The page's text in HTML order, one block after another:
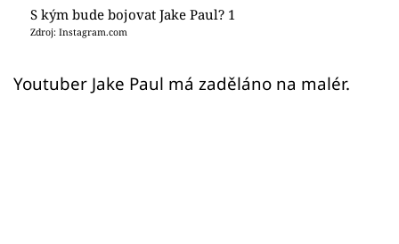
Přihlášení
Sledujte nás
S kým bude bojovat Jake Paul? 1
Zdroj: Instagram.com
Youtuber Jake Paul má zaděláno na malér.